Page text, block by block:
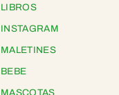
LIBROS
INSTAGRAM
MALETINES
BEBE
MASCOTAS